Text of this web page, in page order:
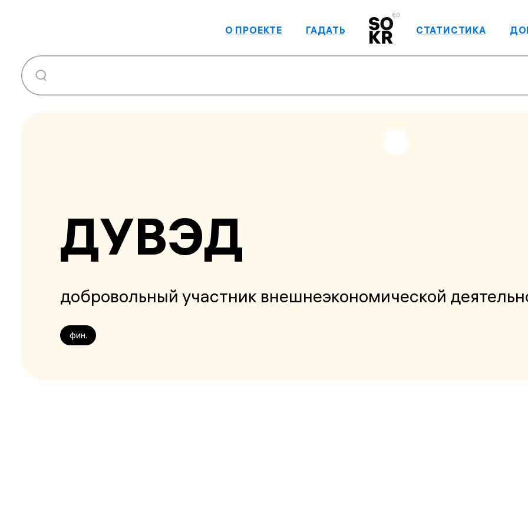
6.0
О ПРОЕКТЕ ГАДАТЬ СТАТИСТИКА
ДУВЭД
добровольный участник внешнеэкономической
фин.